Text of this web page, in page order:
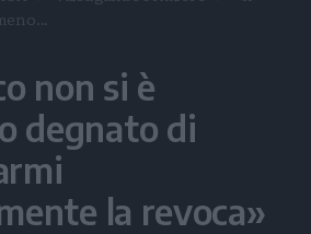
non si è
degnato di
la revoca»